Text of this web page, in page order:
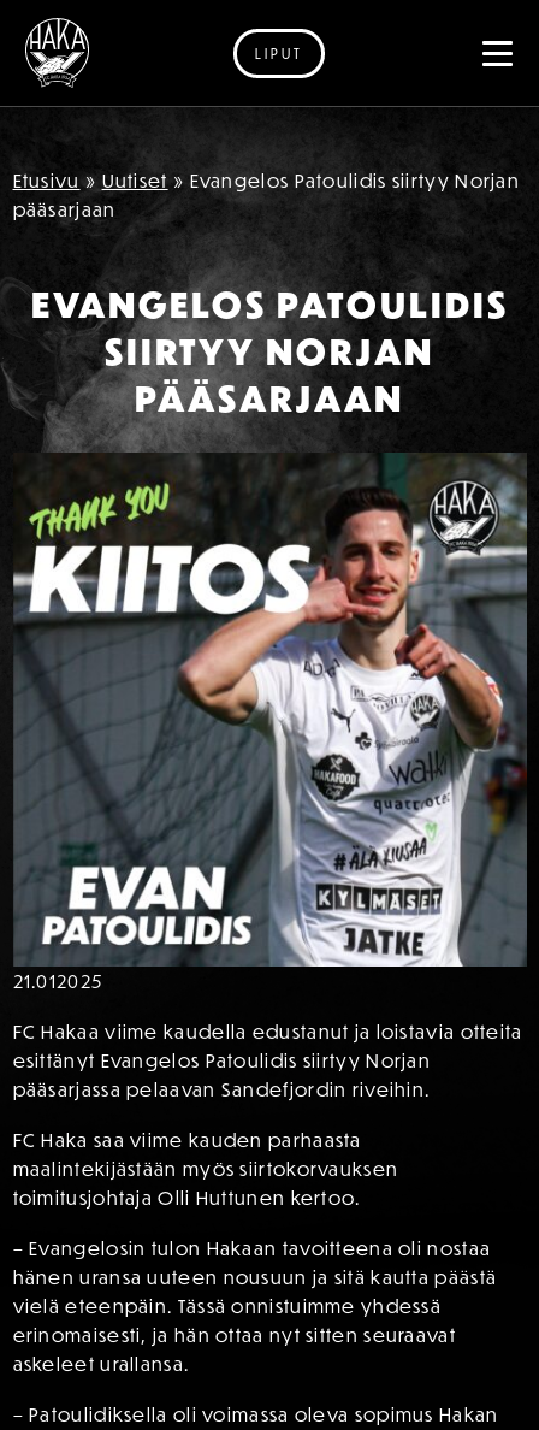
Siirry sisältöön
LIPUT
Etusivu » Uutiset » Evangelos Patoulidis siirtyy Norjan
pääsarjaan
EVANGELOS PATOULIDIS
SIIRTYY NORJAN
PÄÄSARJAAN
21.012025
FC Hakaa viime kaudella edustanut ja loistavia otteita
esittänyt Evangelos Patoulidis siirtyy Norjan
pääsarjassa pelaavan Sandefjordin riveihin.
FC Haka saa viime kauden parhaasta
maalintekijästään myös siirtokorvauksen
toimitusjohtaja Olli Huttunen kertoo.
– Evangelosin tulon Hakaan tavoitteena oli nostaa
hänen uransa uuteen nousuun ja sitä kautta päästä
vielä eteenpäin. Tässä onnistuimme yhdessä
erinomaisesti, ja hän ottaa nyt sitten seuraavat
askeleet urallansa.
– Patoulidiksella oli voimassa oleva sopimus Hakan